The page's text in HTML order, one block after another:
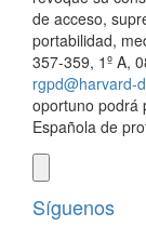
de acceso,
portabilidad,
357-359, 1º A,
rgpd@harvard-
oportuno podrá
Española de
Síguenos